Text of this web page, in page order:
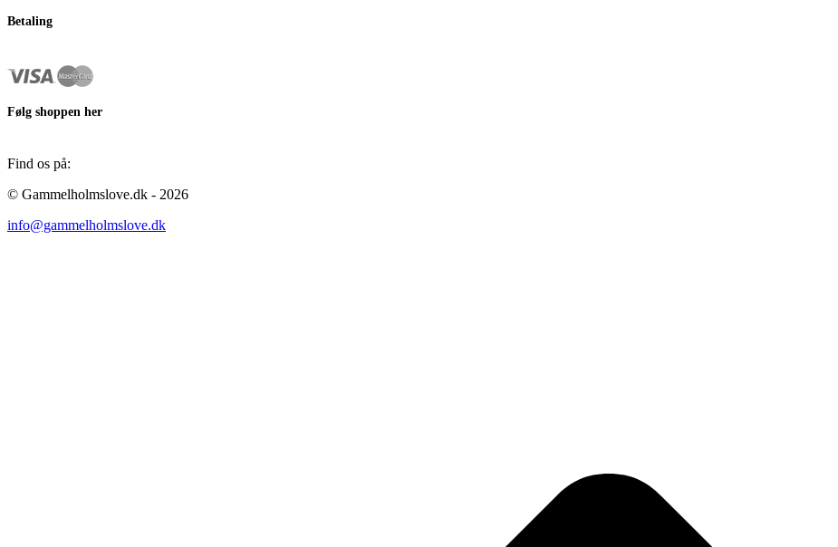
Betaling
Følg shoppen her
Find os på:
Facebook
opens
Instagram
opens
© Gammelholmslove.dk - 2026
info@gammelholmslove.dk